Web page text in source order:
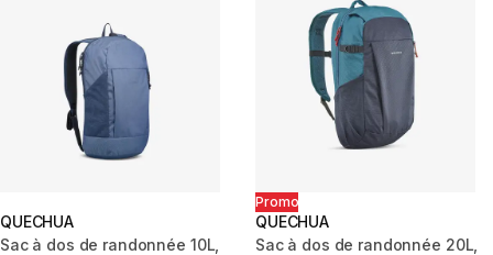
QUECHUA
Sac à dos de randonnée 10L,
Promo
QUECHUA
Sac à dos de randonnée 20L,